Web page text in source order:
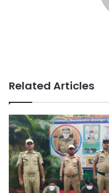
Related Articles